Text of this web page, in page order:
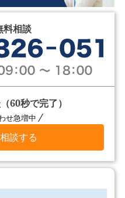
料相談
60秒で完了）
せ急増中
談する